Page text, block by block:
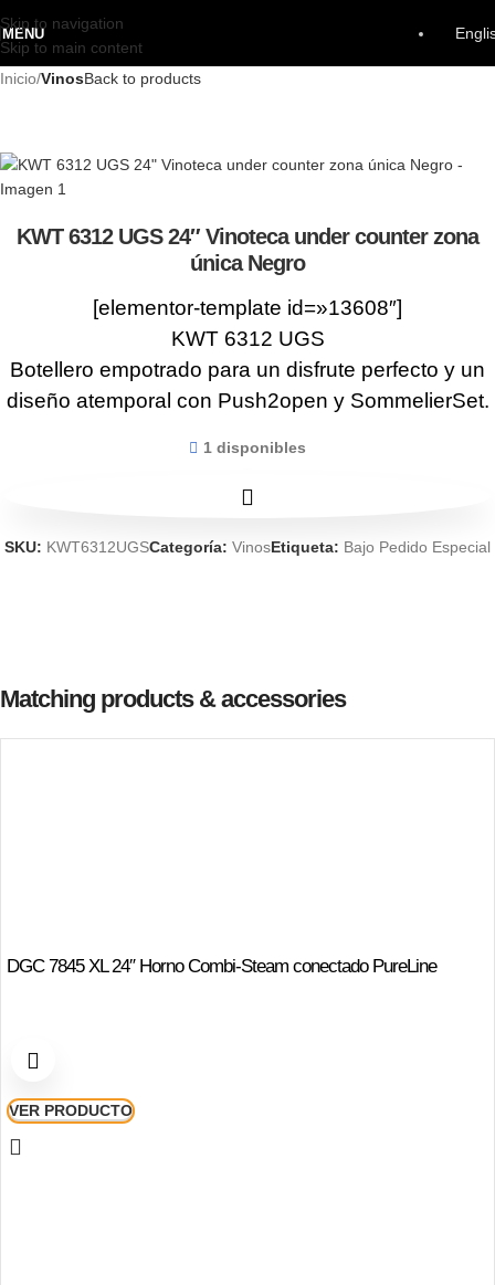
Skip to navigation
Skip to main content
MENU
Inicio VinosBack to products
KWT 6312 UGS 24″ Vinoteca under counter zona
única Negro
[elementor-template id=»13608″]
KWT 6312 UGS
Botellero empotrado para un disfrute perfecto y un
diseño atemporal con Push2open y SommelierSet.
1 disponibles
SKU: KWT6312UGSCategoría: VinosEtiqueta: Bajo Pedido Especial
Matching products & accessories
DGC 7845 XL 24″ Horno Combi-Steam conectado PureLine
VER PRODUCTO